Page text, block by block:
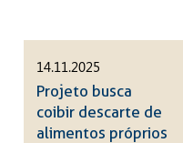
14.11.2025
Projeto busca
coibir descarte de
alimentos próprios